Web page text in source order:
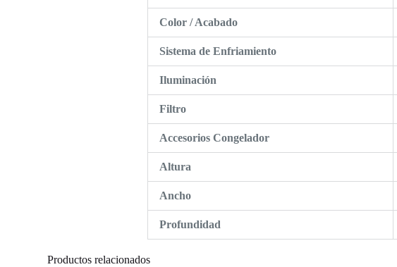
Color / Acabado
Sistema de Enfriamiento
Iluminación
Filtro
Accesorios Congelador
Altura
Ancho
Profundidad
Productos relacionados